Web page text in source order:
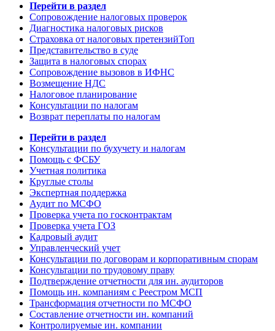
Перейти в раздел
Сопровождение налоговых проверок
Диагностика налоговых рисков
Страховка от налоговых претензийТоп
Представительство в суде
Защита в налоговых спорах
Сопровождение вызовов в ИФНС
Возмещение НДС
Налоговое планирование
Консультации по налогам
Возврат переплаты по налогам
Перейти в раздел
Консультации по бухучету и налогам
Помощь с ФСБУ
Учетная политика
Круглые столы
Экспертная поддержка
Аудит по МСФО
Проверка учета по госконтрактам
Проверка учета ГОЗ
Кадровый аудит
Управленческий учет
Консультации по договорам и корпоративным спорам
Консультации по трудовому праву
Подтверждение отчетности для ин. аудиторов
Помощь ин. компаниям с Реестром МСП
Трансформация отчетности по МСФО
Составление отчетности ин. компаний
Контролируемые ин. компании